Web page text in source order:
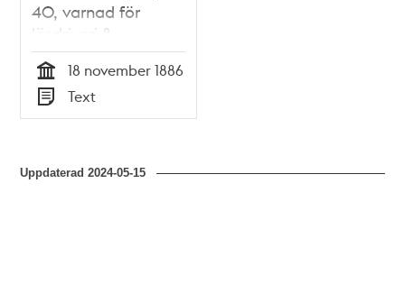
40, varnad för
lösdriveri 8
november 1886 -
polisförhör
Tid
18 november 1886
Typ
Text
Uppdaterad2024-05-15